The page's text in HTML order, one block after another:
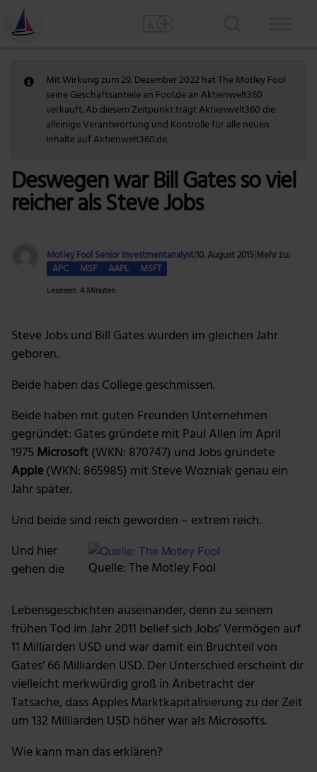
Mit Wirkung zum 29. Dezember 2022 hat The Motley Fool
seine Geschäftsanteile an Fool.de an Aktienwelt360
verkauft. Ab diesem Zeitpunkt trägt Aktienwelt360 die
alleinige Verantwortung und Kontrolle für alle neuen
Inhalte auf Aktienwelt360.de.
Deswegen war Bill Gates so viel
reicher als Steve Jobs
Motley Fool Senior Investmentanalyst10. August 2015Mehr zu:
APC
MSF AAPL MSFT
Lesezeit: 4 Minuten
Steve Jobs und Bill Gates wurden im gleichen Jahr
geboren.
Beide haben das College geschmissen.
Beide haben mit guten Freunden Unternehmen
gegründet: Gates gründete mit Paul Allen im April
1975 Microsoft(WKN: 870747) und Jobs gründete
Apple(WKN: 865985) mit Steve Wozniak genau ein
Jahr später.
Und beide sind reich geworden – extrem reich.
Quelle: The Motley Fool
Und hier
gehen die
Lebensgeschichten auseinander, denn zu seinem
frühen Tod im Jahr 2011 belief sich Jobs’ Vermögen auf
11 Milliarden USD und war damit ein Bruchteil von
Gates’ 66 Milliarden USD. Der Unterschied erscheint dir
vielleicht merkwürdig groß in Anbetracht der
Tatsache, dass Apples Marktkapitalisierung zu der Zeit
um 132 Milliarden USD höher war als Microsofts.
Wie kann man das erklären?